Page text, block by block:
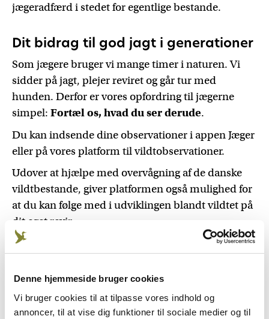
Denne hjemmeside bruger cookies
Vi bruger cookies til at tilpasse vores indhold og
annoncer, til at vise dig funktioner til sociale medier og til
jægeradfærd i stedet for egentlige bestande.
Dit bidrag til god jagt i generationer
Som jægere bruger vi mange timer i naturen. Vi
sidder på jagt, plejer reviret og går tur med
hunden. Derfor er vores opfordring til jægerne
simpel: Fortæl os, hvad du ser derude.
Du kan indsende dine observationer i appen Jæger
eller på vores platform til vildtobservationer.
Udover at hjælpe med overvågning af de danske
vildtbestande, giver platformen også mulighed for
at du kan følge med i udviklingen blandt vildtet på
dit eget revir.
Dine observationer